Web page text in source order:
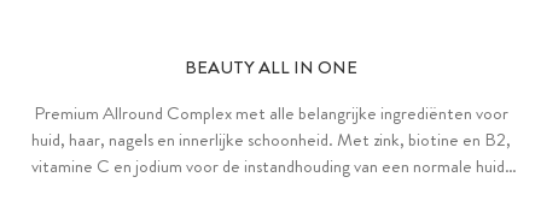
BEAUTY ALL IN ONE
Premium Allround Complex met alle belangrijke ingrediënten voor
huid, haar, nagels en innerlijke schoonheid. Met zink, biotine en B2,
vitamine C en jodium voor de instandhouding van een normale huid,